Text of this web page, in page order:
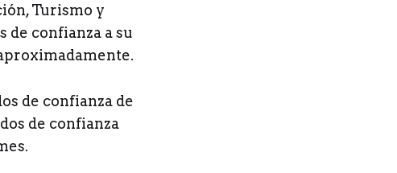
Turismo y
de confianza a su
de confianza de
de confianza